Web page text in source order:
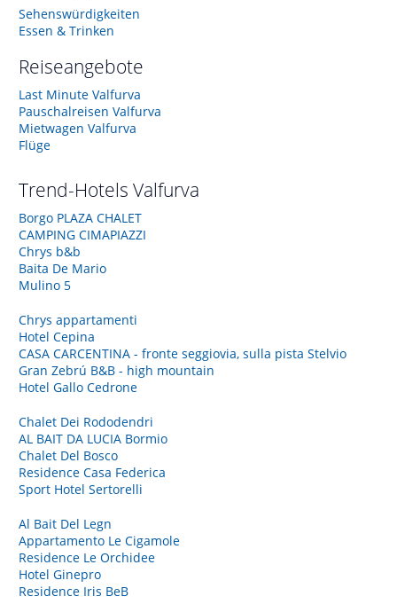
Sehenswürdigkeiten
Essen & Trinken
Reiseangebote
Last Minute Valfurva
Pauschalreisen Valfurva
Mietwagen Valfurva
Flüge
Trend-Hotels Valfurva
Borgo PLAZA CHALET
CAMPING CIMAPIAZZI
Chrys b&b
Baita De Mario
Mulino 5
Chrys appartamenti
Hotel Cepina
CASA CARCENTINA - fronte seggiovia, sulla pista Stelvio
Gran Zebrú B&B - high mountain
Hotel Gallo Cedrone
Chalet Dei Rododendri
AL BAIT DA LUCIA Bormio
Chalet Del Bosco
Residence Casa Federica
Sport Hotel Sertorelli
Al Bait Del Legn
Appartamento Le Cigamole
Residence Le Orchidee
Hotel Ginepro
Residence Iris BeB